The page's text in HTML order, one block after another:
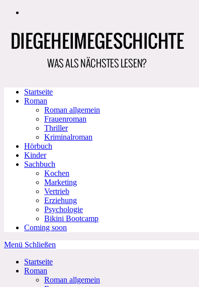
Zum
Startseite
Roman
Roman allgemein
Frauenroman
Thriller
Kriminalroman
Hörbuch
Kinder
Sachbuch
Kochen
Marketing
Vertrieb
Erziehung
Psychologie
Bikini Bootcamp
Coming soon
Menü Schließen
Startseite
Roman
Roman allgemein